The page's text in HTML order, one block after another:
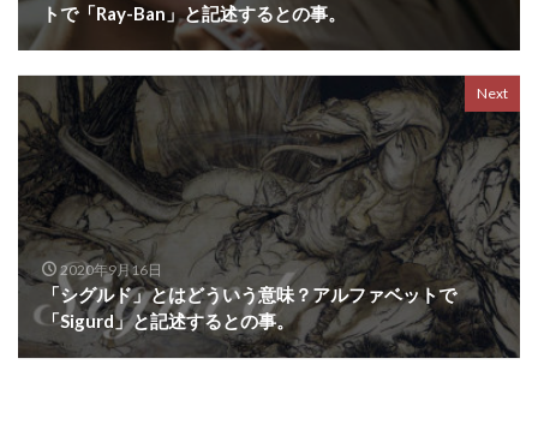
トで「Ray-Ban」と記述するとの事。
Next
2020年9月16日
「シグルド」とはどういう意味？アルファベットで
「Sigurd」と記述するとの事。